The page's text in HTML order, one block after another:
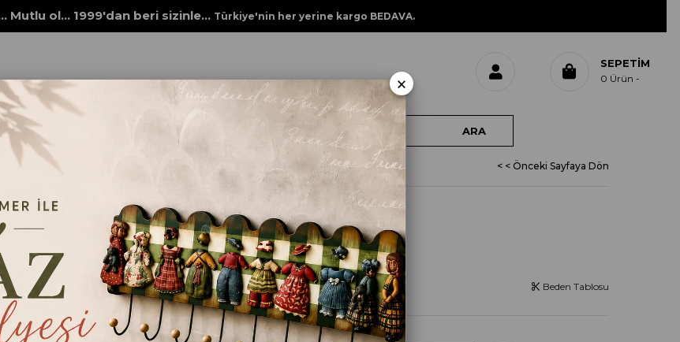
Mutlu ol... 1999'dan beri sizinle... Türkiye'nin her yerine kargo BEDAVA.
SEPETIM
0 Ürün
KURDELE NO.34 < < Önceki Sayfaya Dön
KURDELE NO.34
Ebatlar
En:1,5cm
Boy:2m
₺30,00 Beden Tablosu
×